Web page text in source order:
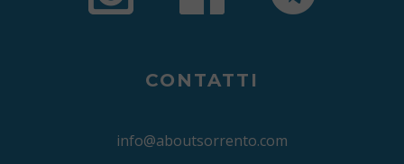
CONTATTI
info@aboutsorrento.com